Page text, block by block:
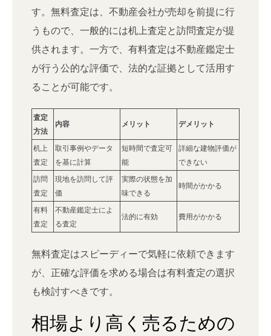
す。無料査定は、不動産会社が売却を前提に行
うもので、一般的には机上査定と訪問査定が提
供されます。一方で、有料査定は不動産鑑定士
が行う公的な評価で、法的な証拠として活用す
ることが可能です。
査定
方法
内容 メリット デメリット
机上
査定
取引事例やデータ
を基に計算
短時間で査定可
能
詳細な建物評価が
できない
訪問
査定
現地を訪問して評
価
実際の状態を加
味できる
時間がかかる
有料
査定
不動産鑑定士によ
る査定
法的に有効 費用がかかる
無料査定はスピーディーで気軽に依頼できます
が、正確な評価を求める場合は有料査定の選択
も検討すべきです。
相場より高く売るための